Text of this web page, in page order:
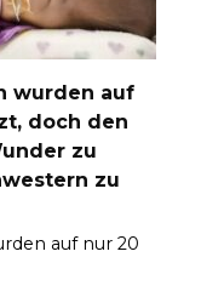
wurden auf
doch den
zu
zu
auf nur 20